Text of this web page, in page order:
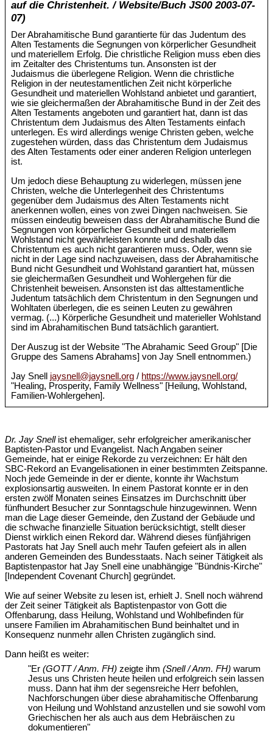
auf die Christenheit. / Website/Buch JS00 2003-07-
07)
Der Abrahamitische Bund garantierte für das Judentum des
Alten Testaments die Segnungen von körperlicher Gesundheit
und materiellem Erfolg. Die christliche Religion muss eben dies
im Zeitalter des Christentums tun. Ansonsten ist der
Judaismus die überlegene Religion. Wenn die christliche
Religion in der neutestamentlichen Zeit nicht körperliche
Gesundheit und materiellen Wohlstand anbietet und garantiert,
wie sie gleichermaßen der Abrahamitische Bund in der Zeit des
Alten Testaments angeboten und garantiert hat, dann ist das
Christentum dem Judaismus des Alten Testaments einfach
unterlegen. Es wird allerdings wenige Christen geben, welche
zugestehen würden, dass das Christentum dem Judaismus
des Alten Testaments oder einer anderen Religion unterlegen
ist.
Um jedoch diese Behauptung zu widerlegen, müssen jene
Christen, welche die Unterlegenheit des Christentums
gegenüber dem Judaismus des Alten Testaments nicht
anerkennen wollen, eines von zwei Dingen nachweisen. Sie
müssen eindeutig beweisen dass der Abrahamitische Bund die
Segnungen von körperlicher Gesundheit und materiellem
Wohlstand nicht gewährleisten konnte und deshalb das
Christentum es auch nicht garantieren muss. Oder, wenn sie
nicht in der Lage sind nachzuweisen, dass der Abrahamitische
Bund nicht Gesundheit und Wohlstand garantiert hat, müssen
sie gleichermaßen Gesundheit und Wohlergehen für die
Christenheit beweisen. Ansonsten ist das alttestamentliche
Judentum tatsächlich dem Christentum in den Segnungen und
Wohltaten überlegen, die es seinen Leuten zu gewähren
vermag. (...) Körperliche Gesundheit und materieller Wohlstand
sind im Abrahamitischen Bund tatsächlich garantiert.
Der Auszug ist der Website "The Abrahamic Seed Group" [Die
Gruppe des Samens Abrahams] von Jay Snell entnommen.)
Jay Snell jaysnell@jaysnell.org / https://www.jaysnell.org/
"Healing, Prosperity, Family Wellness" [Heilung, Wohlstand,
Familien-Wohlergehen].
Dr. Jay Snellist ehemaliger, sehr erfolgreicher amerikanischer
Baptisten-Pastor und Evangelist. Nach Angaben seiner
Gemeinde, hat er einige Rekorde zu verzeichnen: Er hält den
SBC-Rekord an Evangelisationen in einer bestimmten Zeitspanne.
Noch jede Gemeinde in der er diente, konnte ihr Wachstum
explosionsartig ausweiten. In einem Pastorat konnte er in den
ersten zwölf Monaten seines Einsatzes im Durchschnitt über
fünfhundert Besucher zur Sonntagschule hinzugewinnen. Wenn
man die Lage dieser Gemeinde, den Zustand der Gebäude und
die schwache finanzielle Situation berücksichtigt, stellt dieser
Dienst wirklich einen Rekord dar. Während dieses fünfjährigen
Pastorats hat Jay Snell auch mehr Taufen gefeiert als in allen
anderen Gemeinden des Bundesstaats. Nach seiner Tätigkeit als
Baptistenpastor hat Jay Snell eine unabhängige "Bündnis-Kirche"
[Independent Covenant Church] gegründet.
Wie auf seiner Website zu lesen ist, erhielt J. Snell noch während
der Zeit seiner Tätigkeit als Baptistenpastor von Gott die
Offenbarung, dass Heilung, Wohlstand und Wohlbefinden für
unsere Familien im Abrahamitischen Bund beinhaltet und in
Konsequenz nunmehr allen Christen zugänglich sind.
Dann heißt es weiter:
"Er (GOTT / Anm. FH) zeigte ihm (Snell / Anm. FH) warum
Jesus uns Christen heute heilen und erfolgreich sein lassen
muss. Dann hat ihm der segensreiche Herr befohlen,
Nachforschungen über diese abrahamitische Offenbarung
von Heilung und Wohlstand anzustellen und sie sowohl vom
Griechischen her als auch aus dem Hebräischen zu
dokumentieren"